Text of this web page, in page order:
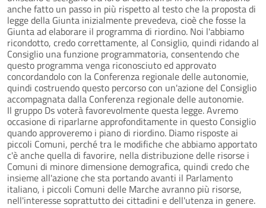
anche fatto un passo in più rispetto al testo che la proposta di
legge della Giunta inizialmente prevedeva, cioè che fosse la
Giunta ad elaborare il programma di riordino. Noi l'abbiamo
ricondotto, credo correttamente, al Consiglio, quindi ridando al
Consiglio una funzione programmatoria, consentendo che
questo programma venga riconosciuto ed approvato
concordandolo con la Conferenza regionale delle autonomie,
quindi costruendo questo percorso con un'azione del Consiglio
accompagnata dalla Conferenza regionale delle autonomie.
Il gruppo Ds voterà favorevolmente questa legge. Avremo
occasione di riparlarne approfonditamente in questo Consiglio
quando approveremo i piano di riordino. Diamo risposte ai
piccoli Comuni, perché tra le modifiche che abbiamo apportato
c'è anche quella di favorire, nella distribuzione delle risorse i
Comuni di minore dimensione demografica, quindi credo che
insieme all'azione che sta portando avanti il Parlamento
italiano, i piccoli Comuni delle Marche avranno più risorse,
nell'interesse soprattutto dei cittadini e dell'utenza in genere.